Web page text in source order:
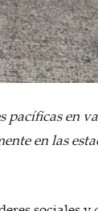
en
en las